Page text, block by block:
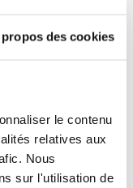
propos des cookies
le contenu
relatives aux
Nous
sur l'utilisation de